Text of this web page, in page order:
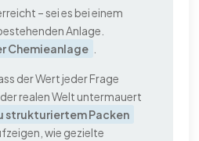
– sei es bei einem
Anlage.
Chemieanlage
der Wert jeder Frage
realen Welt untermauert
strukturiertem Packen
wie gezielte